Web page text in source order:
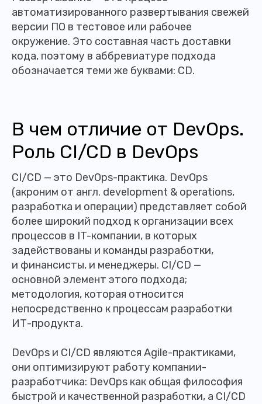
автоматизированного развертывания свежей
версии ПО в тестовое или рабочее
окружение. Это составная часть доставки
кода, поэтому в аббревиатуре подхода
обозначается теми же буквами: CD.
В чем отличие от DevOps.
Роль CI/CD в DevOps
CI/CD — это DevOps-практика. DevOps
(акроним от англ. development & operations,
разработка и операции) представляет собой
более широкий подход к организации всех
процессов в IT-компании, в которых
задействованы и команды разработки,
и финансисты, и менеджеры. CI/CD —
основной элемент этого подхода;
методология, которая относится
непосредственно к процессам разработки
ИТ-продукта.
DevOps и CI/CD являются Agile-практиками,
они оптимизируют работу компании-
разработчика: DevOps как общая философия
быстрой и качественной разработки, а CI/CD